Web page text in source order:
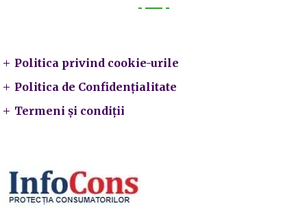
Politica privind cookie-urile
Politica de Confidențialitate
Termeni și condiții